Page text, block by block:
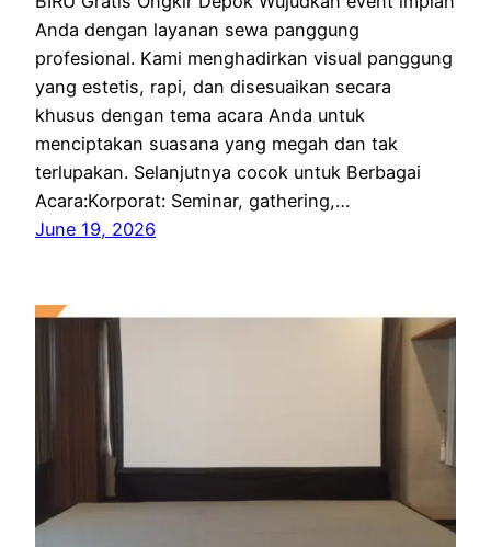
Anda dengan layanan sewa panggung
profesional. Kami menghadirkan visual panggung
yang estetis, rapi, dan disesuaikan secara
khusus dengan tema acara Anda untuk
menciptakan suasana yang megah dan tak
terlupakan. Selanjutnya cocok untuk Berbagai
Acara:Korporat: Seminar, gathering,…
June 19, 2026